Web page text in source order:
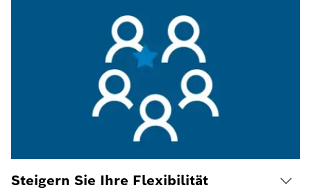
Steigern Sie Ihre Flexibilität